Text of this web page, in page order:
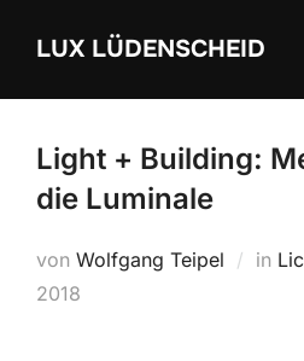
InhaltLUX LÜDENSCHEID
Light + Building:
die Luminale
von Wolfgang Teipel in
2018